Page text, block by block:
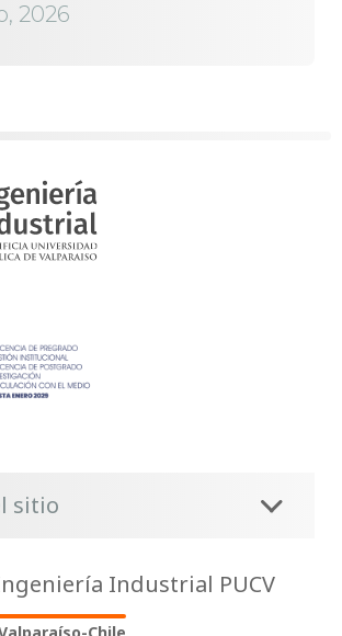
2026
sitio
Industrial PUCV
Chile